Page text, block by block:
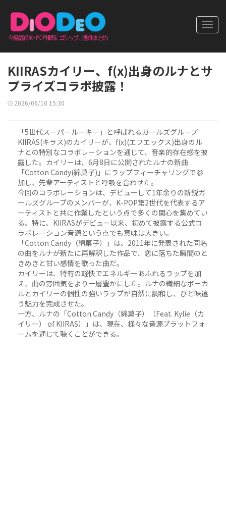
KIIRASカイリー、f(x)出身のルナとサ
プライズコラボ披露！
2026/06/10 15:30
「5世代スーパールーキー」と呼ばれるガールズグループ
KIIRAS(キラス)のカイリーが、f(x)(エフエックス)出身のル
ナとの特別なコラボレーションを通じて、音楽的存在感を披
露した。カイリーは、6月8日に公開されたルナの新曲
「Cotton Candy(綿菓子)」にラップフィーチャリングで参
加し、先輩アーティストと呼吸を合わせた。
今回のコラボレーションは、デビューして1年余りの新鋭ガ
ールズグループのメンバーが、K-POP第2世代を代表するア
ーティストと共に作業したという点で多くの関心を集めてい
る。特に、KIIRASがデビュー以来、初めて披露する公式コ
ラボレーション音源という点でも意味は大きい。
「Cotton Candy（綿菓子）」は、2011年に発表された同名
の曲をルナが新たに再解釈した作品で、恋に落ちた瞬間のと
きめきと甘い感情を歌った曲だ。
カイリーは、特有の軽快でエネルギーあふれるラップを加
え、曲の雰囲気をより一層豊かにした。ルナの繊細なボーカ
ルとカイリーの個性の強いラップが自然に調和し、ひと味違
う魅力を完成させた。
一方、ルナの「Cotton Candy（綿菓子）（Feat. Kylie（カ
イリー） of KIIRAS）」は、現在、様々な音源プラットフォ
ームを通じて聴くことができる。